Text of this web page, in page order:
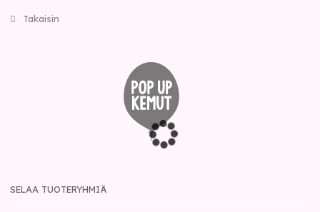
Takaisin
SELAA TUOTERYHMIÄ